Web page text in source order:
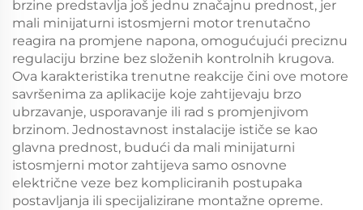
brzine predstavlja još jednu značajnu prednost, jer
mali minijaturni istosmjerni motor trenutačno
reagira na promjene napona, omogućujući preciznu
regulaciju brzine bez složenih kontrolnih krugova.
Ova karakteristika trenutne reakcije čini ove motore
savršenima za aplikacije koje zahtijevaju brzo
ubrzavanje, usporavanje ili rad s promjenjivom
brzinom. Jednostavnost instalacije ističe se kao
glavna prednost, budući da mali minijaturni
istosmjerni motor zahtijeva samo osnovne
električne veze bez kompliciranih postupaka
postavljanja ili specijalizirane montažne opreme.